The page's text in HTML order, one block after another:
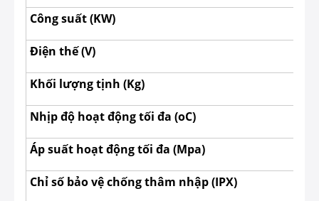
Công suất (KW)
Điện thế (V)
Khối lượng tịnh (Kg)
Nhịp độ hoạt động tối đa (oC)
Áp suất hoạt động tối đa (Mpa)
Chỉ số bảo vệ chống thâm nhập (IPX)